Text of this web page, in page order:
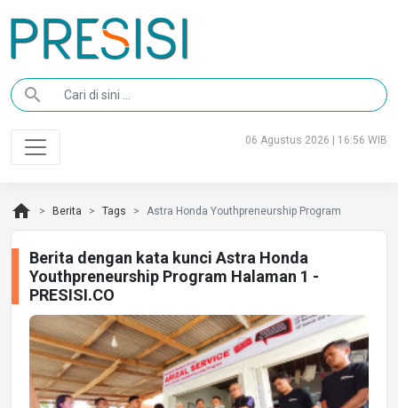
search
06 Agustus 2026 | 16:56 WIB
home Berita Tags Astra Honda Youthpreneurship Program
Berita dengan kata kunci Astra Honda
Youthpreneurship Program Halaman 1 -
PRESISI.CO